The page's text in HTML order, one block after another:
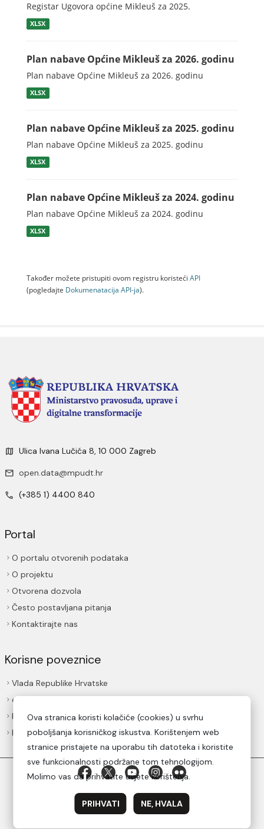
Registar Ugovora općine Mikleuš za 2025.
XLSX
Plan nabave Općine Mikleuš za 2026. godinu
Plan nabave Općine Mikleuš za 2026. godinu
XLSX
Plan nabave Općine Mikleuš za 2025. godinu
Plan nabave Općine Mikleuš za 2025. godinu
XLSX
Plan nabave Općine Mikleuš za 2024. godinu
Plan nabave Općine Mikleuš za 2024. godinu
XLSX
Također možete pristupiti ovom registru koristeći API
(pogledajte Dokumenаtаcijа API-jа).